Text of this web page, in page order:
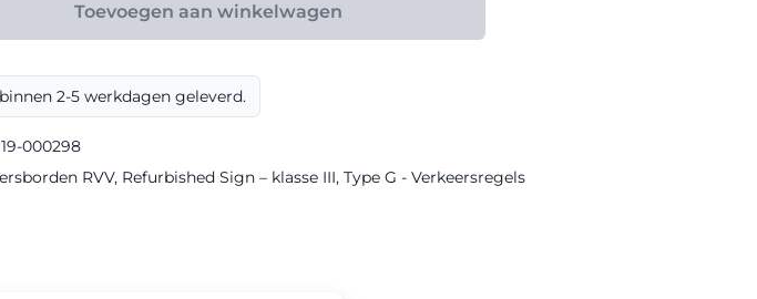
Toevoegen aan winkelwagen
2-5 werkdagen geleverd.
000298
RVV, Refurbished Sign – klasse III, Type G - Verkeersregels